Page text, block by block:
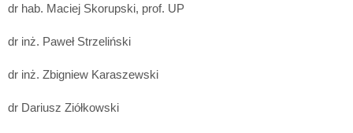
dr hab. Maciej Skorupski, prof. UP
dr inż. Paweł Strzeliński
dr inż. Zbigniew Karaszewski
dr Dariusz Ziółkowski